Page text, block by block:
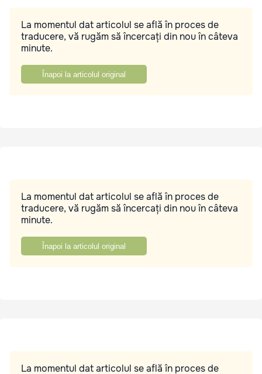
La momentul dat articolul se află în proces de
traducere, vă rugăm să încercați din nou în câteva
minute.
Înapoi la articolul original
La momentul dat articolul se află în proces de
traducere, vă rugăm să încercați din nou în câteva
minute.
Înapoi la articolul original
La momentul dat articolul se află în proces de